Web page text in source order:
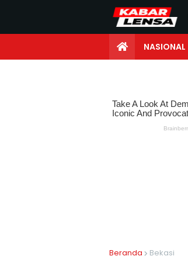
NASIONAL
Beranda Bekasi